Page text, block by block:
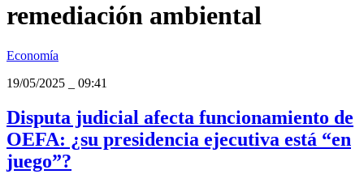
remediación ambiental
Economía
19/05/2025
09:41
Disputa judicial afecta funcionamiento de
OEFA: ¿su presidencia ejecutiva está “en
juego”?